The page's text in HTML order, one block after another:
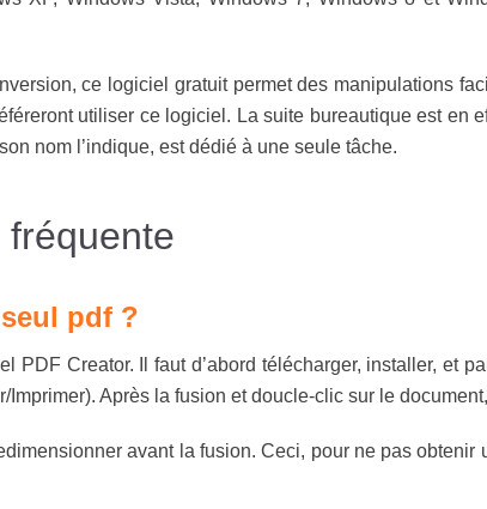
ce logiciel gratuit permet des manipulations
utiliser ce logiciel. La suite bureautique est en
nom l’indique, est dédié à une seule tâche.
pdf ?
Creator. Il faut d’abord télécharger, installer, et
Après la fusion et doucle-clic sur le
avant la fusion. Ceci, pour ne pas obtenir